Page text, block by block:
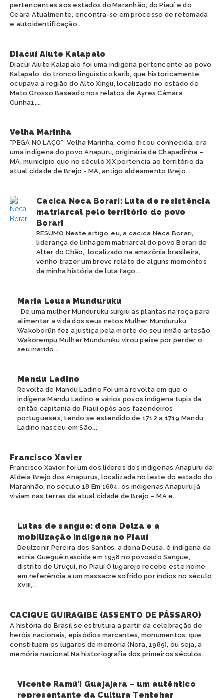
pertencentes aos estados do Maranhão, do Piauí e do
Ceará Atualmente, encontra-se em processo de retomada
e autoidentificação...
Diacuí Aiute Kalapalo
Diacuí Aiute Kalapalo foi uma indígena pertencente ao povo
Kalapalo, do tronco linguístico karib, que historicamente
ocupava a região do Alto Xingu, localizado no estado de
Mato Grosso Baseado nos relatos de Ayres Câmara
Cunha1,...
Velha Marinha
“PEGA NO LAÇO” Velha Marinha, como ficou conhecida, era
uma indígena do povo Anapuru, originária de Chapadinha –
MA, município que no século XIX pertencia ao território da
atual cidade de Brejo - MA, antigo aldeamento Brejo...
Cacica Neca Borari: Luta de resistência
matriarcal pelo território do povo
Borari
RESUMO Neste artigo, eu, a cacica Neca Borari,
liderança de linhagem matriarcal do povo Borari de
Alter do Chão, localizado na amazônia brasileira,
venho trazer um breve relato de alguns momentos
da minha história de luta Faço...
Maria Leusa Munduruku
De uma mulher Munduruku surgiu as plantas na roça para
alimentar a vida dos seus netos Mulher Munduruku
Wakoborũn fez a justiça pela morte do seu irmão artesão
Wakorempu Mulher Munduruku virou peixe por perder o
seu marido...
Mandu Ladino
Revolta de Mandu Ladino Foi uma revolta em que o
indígena Mandu Ladino e vários povos indígena tupis da
então capitania do Piauí opôs aos fazendeiros
portugueses, tendo se estendido de 1712 a 1719 Mandu
Ladino nasceu em São...
Francisco Xavier
Francisco Xavier foi um dos líderes dos indígenas Anapuru da
Aldeia Brejo dos Anapurus, localizada no leste do estado do
Maranhão, no século 18 Em 1684, os indígenas Anapuru já
viviam nas terras da atual cidade de Brejo – MA e...
Lutas de sangue: dona Delza e a
mobilização indígena no Piauí
Deulzenir Pereira dos Santos, a dona Deusa, é indígena da
etnia Gueguê nascida em 1958 no povoado Sangue,
distrito de Uruçuí, no Piauí O lugarejo recebe este nome
em referência a um massacre sofrido por índios no século
XVIII,...
CACIQUE GUIRAGIBE (ASSENTO DE PÁSSARO)
A história do Brasil se estrutura a partir da celebração de
heróis nacionais, episódios marcantes, monumentos, que
constituem os lugares de memória (Nora, 1989), ou seja, a
memória nacional Na historiografia dos primeiros séculos...
Vicente Ramú’i Guajajara – um autêntico
representante da Cultura Tentehar